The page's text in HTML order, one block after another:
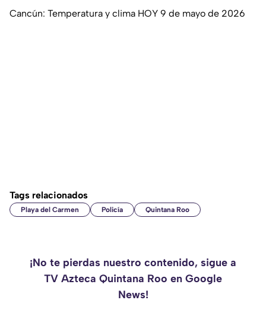
Cancún: Temperatura y clima HOY 9 de mayo de 2026
Tags relacionados
Playa del Carmen Policía Quintana Roo
¡No te pierdas nuestro contenido, sigue a
TV Azteca Quintana Roo en Google
News!